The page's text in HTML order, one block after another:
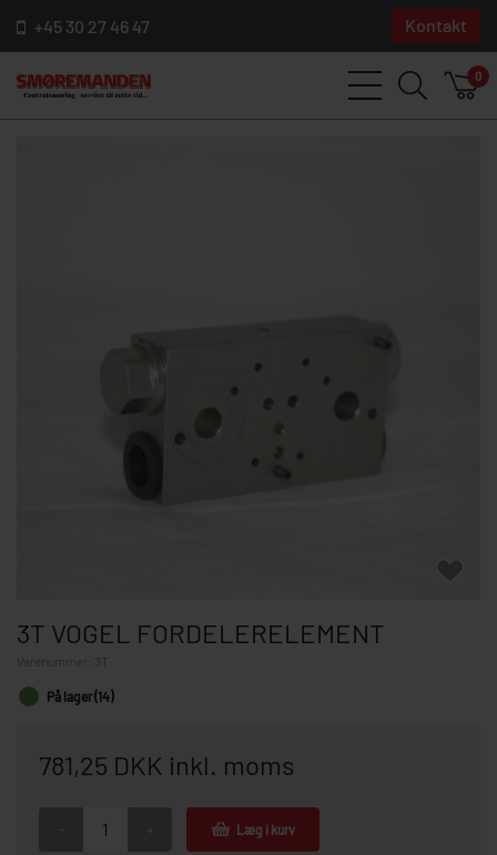
+45 30 27 46 47 Kontakt
0
3T VOGEL FORDELERELEMENT
3T
På lager (14)
781,25 DKK inkl. moms
Læg i kurv